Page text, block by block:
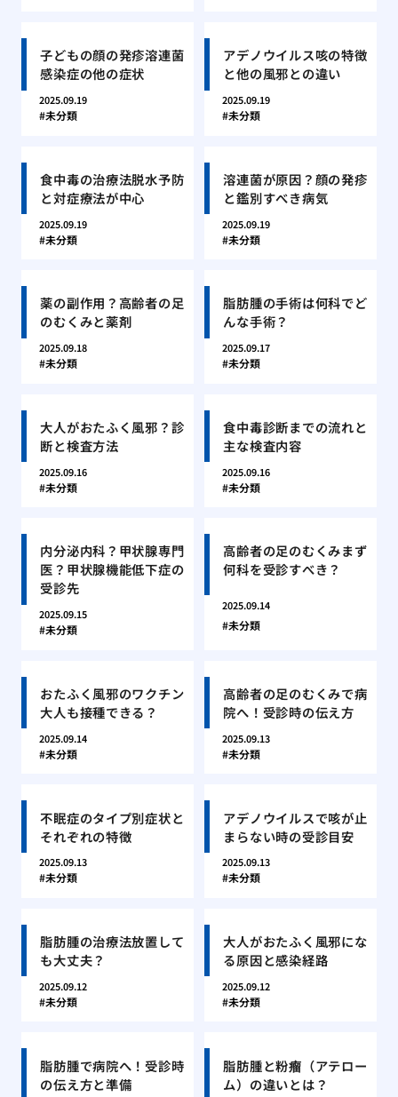
子どもの顔の発疹溶連菌
感染症の他の症状
2025.09.19
未分類
アデノウイルス咳の特徴
と他の風邪との違い
2025.09.19
未分類
食中毒の治療法脱水予防
と対症療法が中心
2025.09.19
未分類
溶連菌が原因？顔の発疹
と鑑別すべき病気
2025.09.19
未分類
薬の副作用？高齢者の足
のむくみと薬剤
2025.09.18
未分類
脂肪腫の手術は何科でど
んな手術？
2025.09.17
未分類
大人がおたふく風邪？診
断と検査方法
2025.09.16
未分類
食中毒診断までの流れと
主な検査内容
2025.09.16
未分類
内分泌内科？甲状腺専門
医？甲状腺機能低下症の
受診先
2025.09.15
未分類
高齢者の足のむくみまず
何科を受診すべき？
2025.09.14
未分類
おたふく風邪のワクチン
大人も接種できる？
2025.09.14
未分類
高齢者の足のむくみで病
院へ！受診時の伝え方
2025.09.13
未分類
不眠症のタイプ別症状と
それぞれの特徴
2025.09.13
未分類
アデノウイルスで咳が止
まらない時の受診目安
2025.09.13
未分類
脂肪腫の治療法放置して
も大丈夫？
2025.09.12
未分類
大人がおたふく風邪にな
る原因と感染経路
2025.09.12
未分類
脂肪腫で病院へ！受診時
の伝え方と準備
脂肪腫と粉瘤（アテロー
ム）の違いとは？